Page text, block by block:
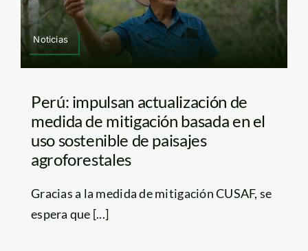
Noticias
Perú: impulsan actualización de
medida de mitigación basada en el
uso sostenible de paisajes
agroforestales
Gracias a la medida de mitigación CUSAF, se
espera que [...]